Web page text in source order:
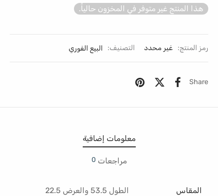
هذا المنتج غير متوفر في المخزون حالياً.
رمز المنتج: غير محدد التصنيف: البيع الفوري
Share
معلومات إضافية
مراجعات 0
المقاس الطول 53.5 والعرض 22.5